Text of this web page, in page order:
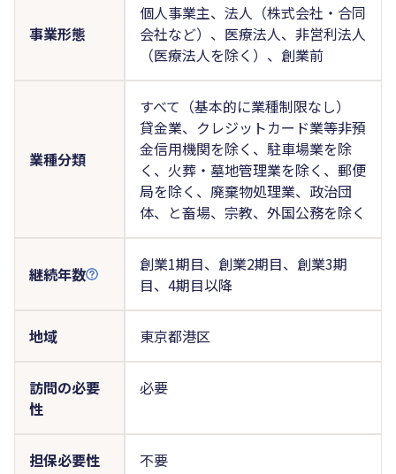
事業形態
個人事業主、法人（株式会社・合同
会社など）、医療法人、非営利法人
（医療法人を除く）、創業前
業種分類
すべて（基本的に業種制限なし）
貸金業、クレジットカード業等非預
金信用機関を除く、駐車場業を除
く、火葬・墓地管理業を除く、郵便
局を除く、廃棄物処理業、政治団
体、と畜場、宗教、外国公務を除く
継続年数
創業1期目、創業2期目、創業3期
目、4期目以降
地域 東京都港区
訪問の必要
性
必要
担保必要性 不要